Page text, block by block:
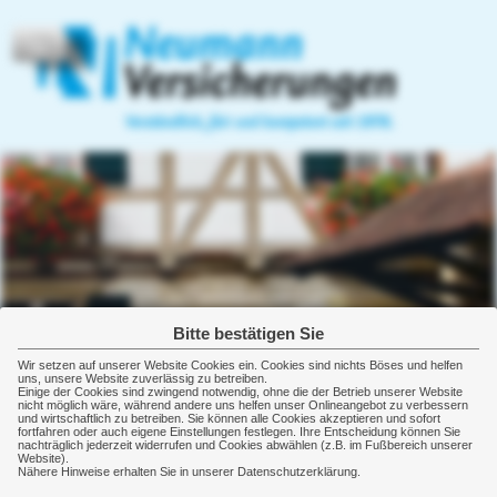
Bitte bestätigen Sie
Wir setzen auf unserer Website Cookies ein. Cookies sind nichts Böses und helfen
uns, unsere Website zuverlässig zu betreiben.
Einige der Cookies sind zwingend notwendig, ohne die der Betrieb unserer Website
nicht möglich wäre, während andere uns helfen unser Onlineangebot zu verbessern
und wirtschaftlich zu betreiben. Sie können alle Cookies akzeptieren und sofort
fortfahren oder auch eigene Einstellungen festlegen. Ihre Entscheidung können Sie
nachträglich jederzeit widerrufen und Cookies abwählen (z.B. im Fußbereich unserer
Website).
Nähere Hinweise erhalten Sie in unserer Datenschutzerklärung.
Heiko Neumann
Versicherungsmakler
Güntterstraße 7/1
71672 Marbach
07144-5624
07144-18234
Email:
info@versicherungsmakler-
neumann.de
http://www.versicherungsmakler-
neumann.de
Home
Privatversicherungen
Gewerbeversicherungen
Gewerbeversicherung
Sachversicherung
Kostenversicherung
Betriebshaftpflicht
Betriebsunterbrechung
Betriebsschließung